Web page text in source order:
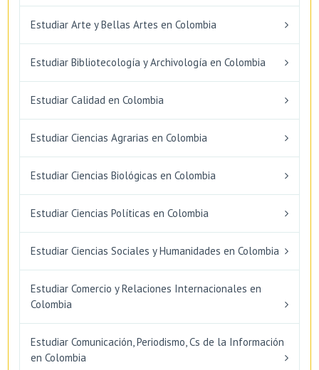
Estudiar Arte y Bellas Artes en Colombia
Estudiar Bibliotecología y Archivología en Colombia
Estudiar Calidad en Colombia
Estudiar Ciencias Agrarias en Colombia
Estudiar Ciencias Biológicas en Colombia
Estudiar Ciencias Políticas en Colombia
Estudiar Ciencias Sociales y Humanidades en Colombia
Estudiar Comercio y Relaciones Internacionales en
Colombia
Estudiar Comunicación, Periodismo, Cs de la Información
en Colombia